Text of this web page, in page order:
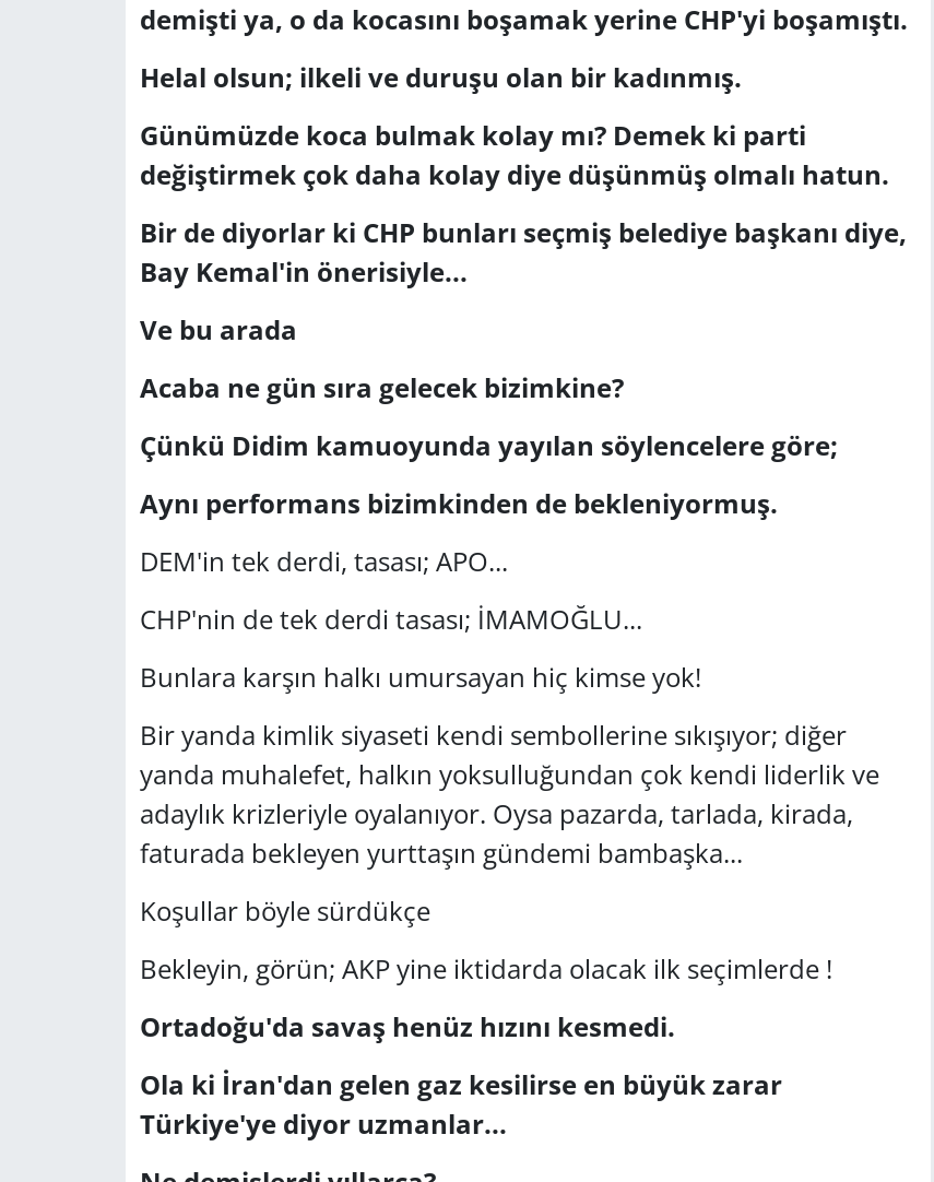
demişti ya, o da kocasını boşamak yerine CHP'yi boşamıştı.
Helal olsun; ilkeli ve duruşu olan bir kadınmış.
Günümüzde koca bulmak kolay mı? Demek ki parti
değiştirmek çok daha kolay diye düşünmüş olmalı hatun.
Bir de diyorlar ki CHP bunları seçmiş belediye başkanı diye,
Bay Kemal'in önerisiyle...
Ve bu arada
Acaba ne gün sıra gelecek bizimkine?
Çünkü Didim kamuoyunda yayılan söylencelere göre;
Aynı performans bizimkinden de bekleniyormuş.
DEM'in tek derdi, tasası; APO...
CHP'nin de tek derdi tasası; İMAMOĞLU...
Bunlara karşın halkı umursayan hiç kimse yok!
Bir yanda kimlik siyaseti kendi sembollerine sıkışıyor; diğer
yanda muhalefet, halkın yoksulluğundan çok kendi liderlik ve
adaylık krizleriyle oyalanıyor. Oysa pazarda, tarlada, kirada,
faturada bekleyen yurttaşın gündemi bambaşka...
Koşullar böyle sürdükçe
Bekleyin, görün; AKP yine iktidarda olacak ilk seçimlerde !
Ortadoğu'da savaş henüz hızını kesmedi.
Ola ki İran'dan gelen gaz kesilirse en büyük zarar
Türkiye'ye diyor uzmanlar...